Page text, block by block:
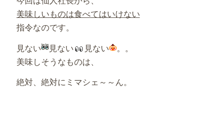
美味しいものは食べてはいけない
指令なのです。
見ない
見ない 見ない
。。
美味しそうなものは、
絶対、絶対にミマシェ～～ん。